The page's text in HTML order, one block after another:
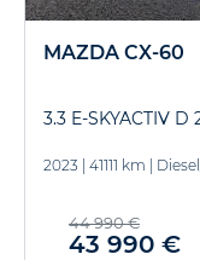
MAZDA CX-60
3.3 E-SKYACTIV
2023 41111 km
44 990 €
43 990 €